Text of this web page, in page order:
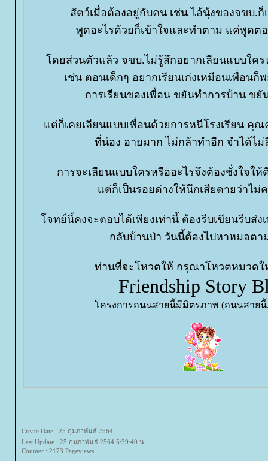
สัตว์เมื่อต้องอยู่กับคน เช่น ไอ้นุ้งของจขบ.
พูดอะไรด้วยก็เข้าใจและทำตาม แค่พูดต
ดยส่วนตัวแล้ว จขบ.ไม่รู้สึกอยากเลียนแบบใค
เช่น ตอนเด็กๆ อยากเรียนเก่งเหมือนเพื่อนก็
การเรียนของเพื่อน ขยันทำการบ้าน ขยั
ต่ก็เคยเลียนแบบเพื่อนด้วยการหนีโรงเรียน คุณ
ที่น่อง อายมาก ไม่กล้าทำอีก จำได้ไ
การจะเลียนแบบใครหรืออะไรจึงต้องชั่งใจใ
ต่ก็เป็นรอยด่างให้นึกเสียดายว่าไม่
จทย์นี้คงจะตอบได้เพียงเท่านี้ ต้องรีบเขียนรีบส่ง
กลับบ้านป่า วันนี้ต้องไปหาหมอตา
ท่านที่จะโหวตให้ กรุณาโหวตหมวด
Friendship Story
ครงการถนนสายนี้มีมิตรภาพ (ถนนสายนี้
Create Date : 25 กุมภาพันธ์ 2564
Last Update : 25 กุมภาพันธ์ 2564 5:39:40 น.
Counter : 2173 Pageviews.